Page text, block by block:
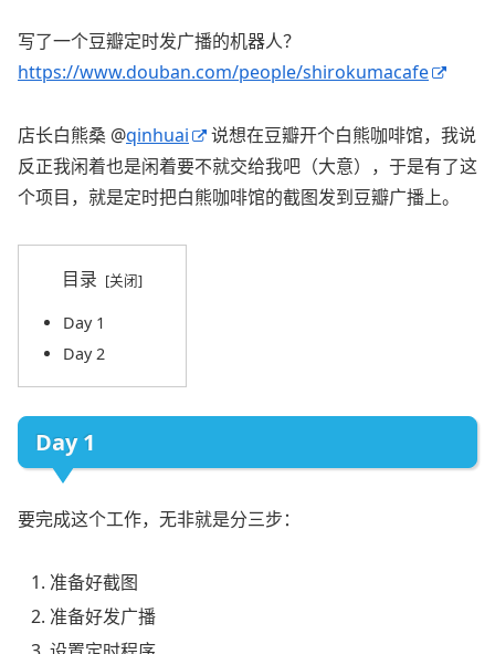
写了一个豆瓣定时发广播的机器人？
https://www.douban.com/people/shirokumacafe
店长白熊桑 @qinhuai
说想在豆瓣开个白熊咖啡馆，我说
反正我闲着也是闲着要不就交给我吧（大意），于是有了这
个项目，就是定时把白熊咖啡馆的截图发到豆瓣广播上。
目录
Day 1
Day 2
Day 1
要完成这个工作，无非就是分三步：
准备好截图
准备好发广播